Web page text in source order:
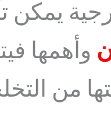
يمكن
وأهمها
من